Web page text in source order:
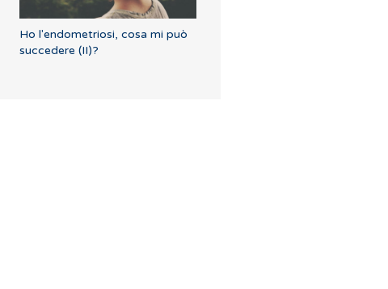
Ho l'endometriosi, cosa mi può
succedere (II)?